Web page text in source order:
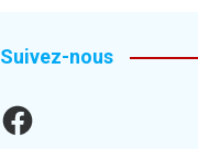
Suivez-nous
Facebook